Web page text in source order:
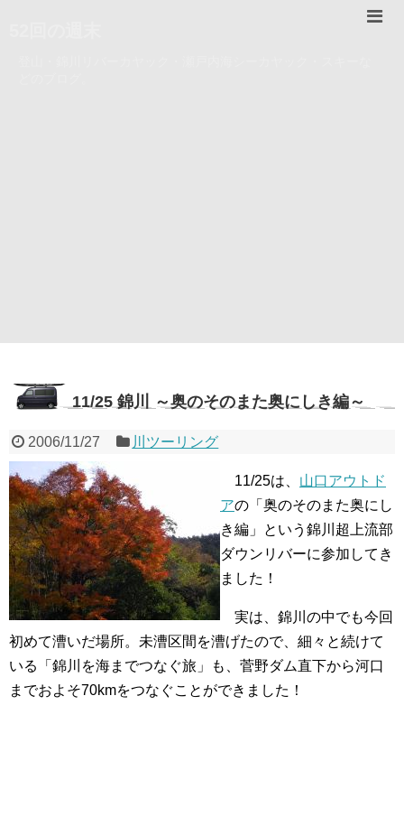
11/25 錦川 ～奥のそのまた奥にしき編～
2006/11/27 川ツーリング
11/25は、 山口アウトド
アの「奥のそのまた奥にし
き編」という錦川超上流部
ダウンリバーに参加してき
ました！
実は、錦川の中でも今回
初めて漕いだ場所。未漕区間を漕げたので、細々と続けて
いる「錦川を海までつなぐ旅」も、菅野ダム直下から河口
までおよそ70kmをつなぐことができました！